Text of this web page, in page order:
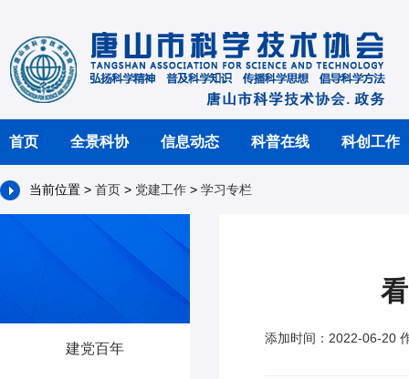
首页 全景科协 信息动态 科普在线 科创工作
当前位置 > 首页 > 党建工作 > 学习专栏
建党百年
添加时间：2022-06-20